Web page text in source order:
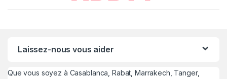
Laissez-nous vous aider
Que vous soyez à Casablanca, Rabat, Marrakech, Tanger,